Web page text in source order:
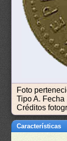
Foto
Tipo A. Fecha
Créditos
Características